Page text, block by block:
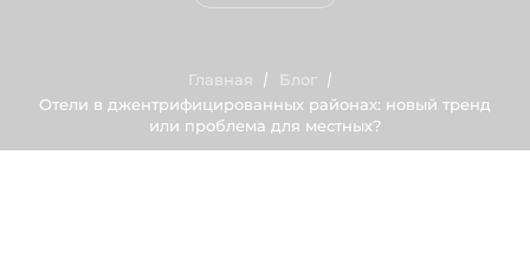
Главная
Блог
Отели в джентрифицированных районах: новый тренд
или проблема для местных?